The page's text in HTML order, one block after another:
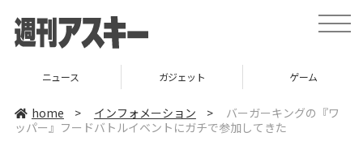
t
o
v
ガジェット ゲーム グルメ
home > インフォメーション >
バーガーキングの『ワ
ッパー』フードバトルイベントにガチで参加してきた